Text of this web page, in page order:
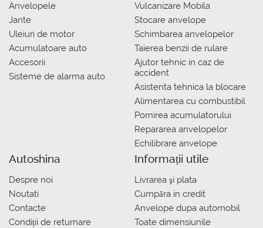
Anvelopele
Jante
Uleiuri de motor
Acumulatoare auto
Accesorii
Sisteme de alarma auto
Vulcanizare Mobila
Stocare anvelope
Schimbarea anvelopelor
Taierea benzii de rulare
Ajutor tehnic in caz de
accident
Asistenta tehnica la blocare
Alimentarea cu combustibil
Pornirea acumulatorului
Repararea anvelopelor
Echilibrare anvelope
Autoshina
Despre noi
Noutati
Contacte
Condiții de returnare
Informații utile
Livrarea şi plata
Сumpăra in credit
Anvelope dupa automobil
Toate dimensiunile